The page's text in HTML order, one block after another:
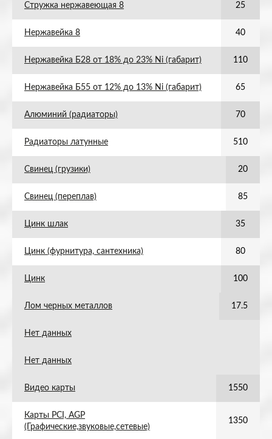
Стружка нержавеющая 8 25
Нержавейка 8 40
Нержавейка Б28 от 18% до 23% Ni (габарит) 110
Нержавейка Б55 от 12% до 13% Ni (габарит) 65
Алюминий (радиаторы) 70
Радиаторы латунные 510
Свинец (грузики) 20
Свинец (переплав) 85
Цинк шлак 35
Цинк (фурнитура, сантехника) 80
Цинк 100
Лом черных металлов 17.5
Нет данных
Нет данных
Видео карты 1550
Карты PCI, AGP
(Графические,звуковые,сетевые)
1350